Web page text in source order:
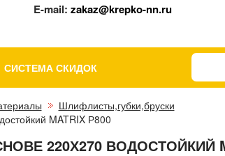
E-mail:zakaz@krepko-nn.ru
СИСТЕМА СКИДОК
Шлифлисты,губки,бруски
MATRIX Р800
220Х270 ВОДОСТОЙКИЙ